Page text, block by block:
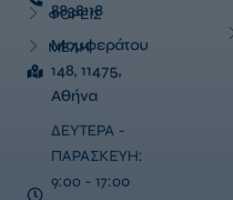
8838118
Μομφεράτου
148, 11475,
Αθήνα
ΔΕΥΤΕΡΑ -
ΠΑΡΑΣΚΕΥΗ:
9:00 - 17:00
ΦΟΡΕΙΣ
ΜΕΛΗ